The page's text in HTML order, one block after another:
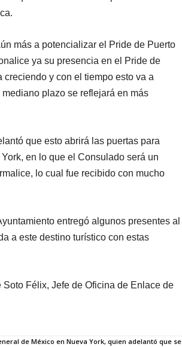
más a potencializar el Pride de Puerto
ya su presencia en el Pride de
creciendo y con el tiempo esto va a
plazo se reflejará en más
que esto abrirá las puertas para
en lo que el Consulado será un
lo cual fue recibido con mucho
entregó algunos presentes al
a este destino turístico con estas
Félix, Jefe de Oficina de Enlace de
de México en Nueva York, quien adelantó que se